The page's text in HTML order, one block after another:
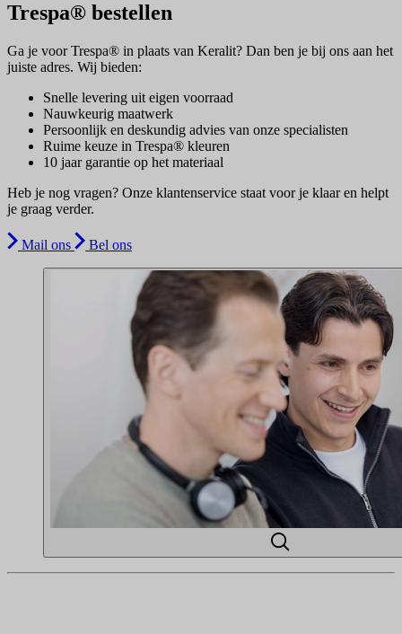
Trespa® bestellen
Ga je voor Trespa® in plaats van Keralit? Dan ben je bij ons aan het
juiste adres. Wij bieden:
Snelle levering uit eigen voorraad
Nauwkeurig maatwerk
Persoonlijk en deskundig advies van onze specialisten
Ruime keuze in Trespa® kleuren
10 jaar garantie op het materiaal
Heb je nog vragen? Onze klantenservice staat voor je klaar en helpt
je graag verder.
Mail ons Bel ons